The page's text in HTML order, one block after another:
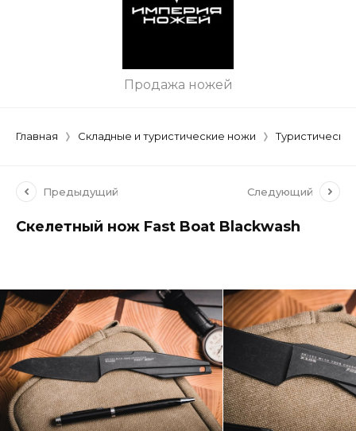
Продажа ножей
Главная Складные и туристические ножи
Предыдущий Следующий
Скелетный нож Fast Boat Blackwash